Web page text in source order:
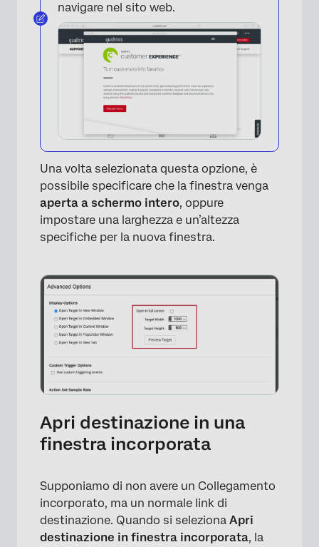
navigare nel sito web.
Una volta selezionata questa opzione, è
possibile specificare che la finestra venga
aperta a schermo intero, oppure
impostare una larghezza e un’altezza
specifiche per la nuova finestra.
Apri destinazione in una
finestra incorporata
Supponiamo di non avere un Collegamento
incorporato, ma un normale link di
destinazione. Quando si seleziona Apri
destinazione in finestra incorporata, la